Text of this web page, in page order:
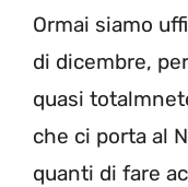
Ormai siamo
di dicembre,
quasi
che ci porta al
quanti di fare